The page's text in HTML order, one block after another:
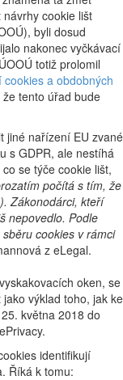
cookie lišt
byli dosud
nakonec vyčkávací
totiž prolomil
a obdobných
že tento úřad bude
jiné nařízení EU zvané
s GDPR, ale nestíhá
se týče cookie lišt,
počítá s tím, že
Zákonodárci, kteří
nepovedlo. Podle
cookies v rámci
z eLegal.
oken, se
výklad toho, jak ke
května 2018 do
identifikují
Říká k tomu: